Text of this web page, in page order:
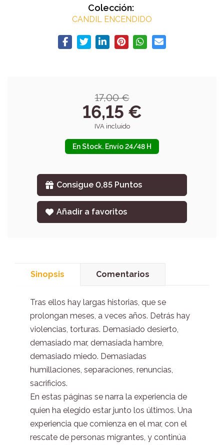
Colección:
CANDIL ENCENDIDO
17,00 €
16,15 €
IVA incluido
En Stock. Envío 24/48 H
Consigue 0,85 Puntos
Añadir a favoritos
Sinopsis Comentarios
Tras ellos hay largas historias, que se
prolongan meses, a veces años. Detrás hay
violencias, torturas. Demasiado desierto,
demasiado mar, demasiada hambre,
demasiado miedo. Demasiadas
humillaciones, separaciones, renuncias,
sacrificios.
En estas páginas se narra la experiencia de
quien ha elegido estar junto los últimos. Una
experiencia que comienza en el mar, con el
rescate de personas migrantes, y continúa